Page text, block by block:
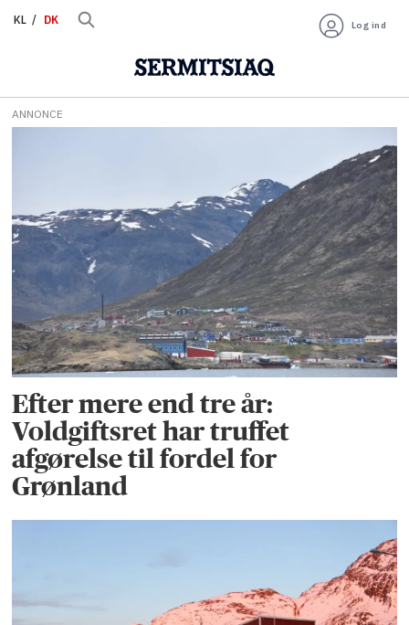
KL DK Log ind
Tag:
voldgiftsretten
ANNONCE
Efter mere end tre år:
Voldgiftsret har truffet
afgørelse til fordel for
Grønland